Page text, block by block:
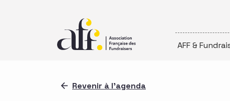
AFF &
Revenir à l'agenda